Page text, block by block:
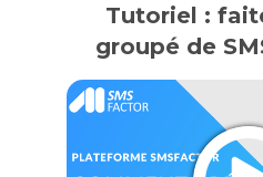
Tutoriel :
groupé de